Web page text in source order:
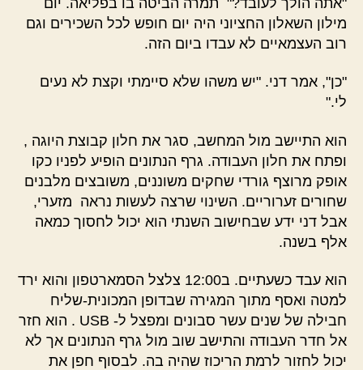
מילון השאלון החציוני היה יום חופש לכל השכירים וגם
רוב העצמאיים לא עבדו ביום הזה.
"כן", אמר דני. "יש משהו שלא סיימתי וקצת לא נעים
לי."
הוא התיישב מול המחשב, סגר את חלון קבוצת היוגה ,
ופתח את חלון העבודה. גרף הנתונים הופיע לפניו כקו
אופק מרוצף גורדי שחקים משוננים, משובצים מלבנים
שחורים זערוריים. השינוי שרצה לעשות נראה מזערי,
אבל דני ידע שבחישוב השנתי הוא יכול לחסוך כמאה
אלף בשנה.
הוא עבד כשעתיים. ב12:00 צלצל הסמארטפון והוא ירד
למטה ואסף מתוך המגירה שבדופן המכונית-שליח
חבילה של שנים עשר סבונים ומפצל ל- USB . הוא חזר
אל חדר העבודה והתישב שוב מול גרף הנתונים אך לא
יכול לחזור לרמת הריכוז שהיה בה. לבסוף חפן את